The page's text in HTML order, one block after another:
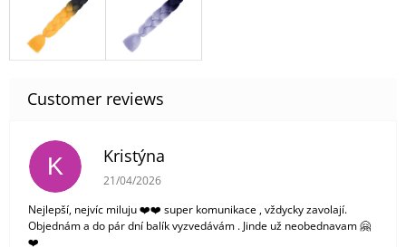
K Kristýna
The store rating is 5 out of 5 stars.
21/04/2026
Nejlepší, nejvíc miluju ❤️❤️ super komunikace , vždycky zavolají.
Objednám a do pár dní balík vyzvedávám . Jinde už neobednavam 🤗
❤️